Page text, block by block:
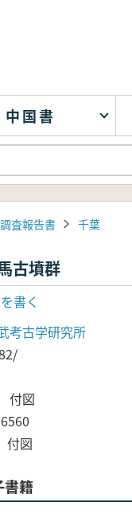
中国書
査報告書 千葉
古墳群
書く
考古学研究所
付図
付図
書籍